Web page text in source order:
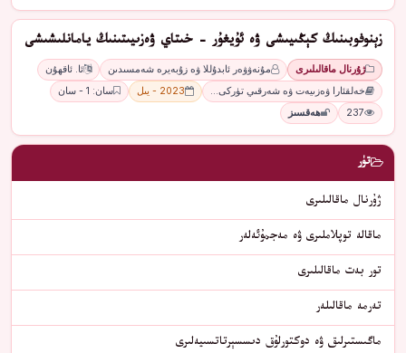
زېنوفوبىنىڭ كېڭىيىشى ۋە ئۇيغۇر - خىتاي ۋەزىيىتىنىڭ يامانلىشىشى
ژۇرنال ماقالىلىرى مۇنەۋۋەر ئابدۇللا ۋە زۇبەيرە شەمسىدىن
ئا. ئاقھۇن
خەلقئارا ۋەزىيەت ۋە شەرقىي تۈركى…
2023 - يىل
سان: 1 - سان
237
ھەقسىز
تۈر
ژۇرنال ماقالىلىرى
ماقالە توپلاملىرى ۋە مەجمۇئەلەر
تور بەت ماقالىلىرى
تەرمە ماقالىلەر
ماگىستىرلىق ۋە دوكتورلۇق دىسسېرتاتسىيەلىرى